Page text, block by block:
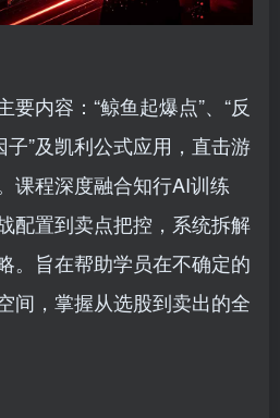
内容：“鲸鱼起爆点”、“反
子”及凯利公式应用，直击游
课程深度融合知行AI训练
配置到卖点把控，系统拆解
。旨在帮助学员在不确定的
间，掌握从选股到卖出的全